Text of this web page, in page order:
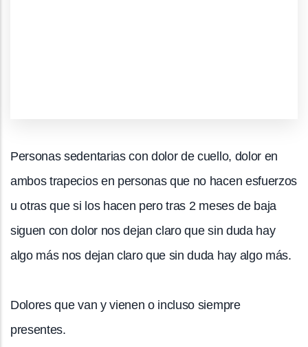
Personas sedentarias con dolor de cuello, dolor en
ambos trapecios en personas que no hacen esfuerzos
u otras que si los hacen pero tras 2 meses de baja
siguen con dolor nos dejan claro que sin duda hay
algo más nos dejan claro que sin duda hay algo más.
Dolores que van y vienen o incluso siempre
presentes.